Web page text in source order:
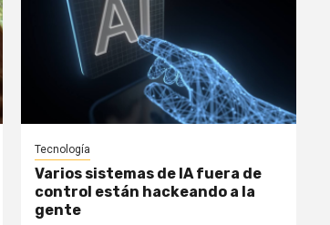
Tecnología
Varios sistemas de IA fuera de
control están hackeando a la
gente